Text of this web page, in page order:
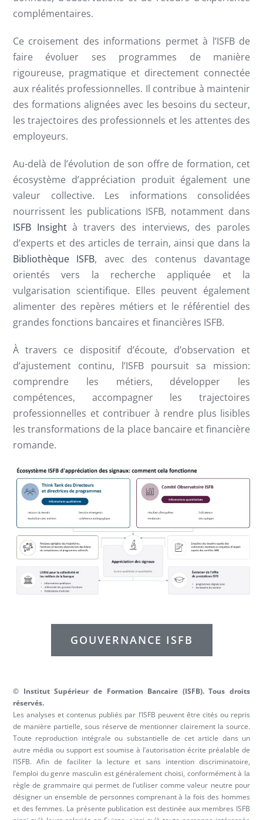
complémentaires.
Ce croisement des informations permet à l’ISFB de
faire évoluer ses programmes de manière
rigoureuse, pragmatique et directement connectée
aux réalités professionnelles. Il contribue à maintenir
des formations alignées avec les besoins du secteur,
les trajectoires des professionnels et les attentes des
employeurs.
Au-delà de l’évolution de son offre de formation, cet
écosystème d’appréciation produit également une
valeur collective. Les informations consolidées
nourrissent les publications ISFB, notamment dans
ISFB Insightà travers des interviews, des paroles
d’experts et des articles de terrain, ainsi que dans la
Bibliothèque ISFB, avec des contenus davantage
orientés vers la recherche appliquée et la
vulgarisation scientifique. Elles peuvent également
alimenter des repères métiers et le référentiel des
grandes fonctions bancaires et financières ISFB.
À travers ce dispositif d’écoute, d’observation et
d’ajustement continu, l’ISFB poursuit sa mission:
comprendre les métiers, développer les
compétences, accompagner les trajectoires
professionnelles et contribuer à rendre plus lisibles
les transformations de la place bancaire et financière
romande.
GOUVERNANCE ISFB
© Institut Supérieur de Formation Bancaire (ISFB). Tous droits
réservés.
Les analyses et contenus publiés par l’ISFB peuvent être cités ou repris
de manière partielle, sous réserve de mentionner clairement la source.
Toute reproduction intégrale ou substantielle de cet article dans un
autre média ou support est soumise à l’autorisation écrite préalable de
l’ISFB. Afin de faciliter la lecture et sans intention discriminatoire,
l’emploi du genre masculin est généralement choisi, conformément à la
règle de grammaire qui permet de l’utiliser comme valeur neutre pour
désigner un ensemble de personnes comprenant à la fois des hommes
et des femmes. La présente publication est destinée aux membres ISFB